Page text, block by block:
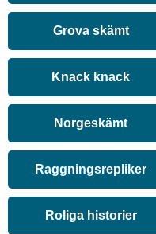
Grova skämt
Knack knack
Norgeskämt
Raggningsrepliker
Roliga historier